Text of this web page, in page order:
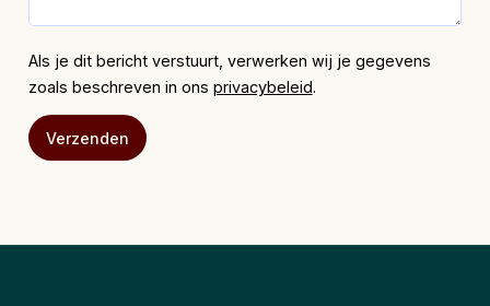
Als je dit bericht verstuurt, verwerken wij je gegevens
zoals beschreven in ons privacybeleid.